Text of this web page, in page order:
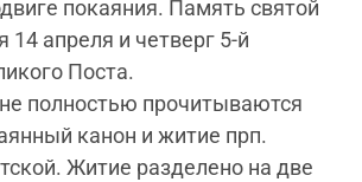
покаяния. Память святой
14 апреля и четверг 5-й
Поста.
полностью прочитываются
канон и житие прп.
Житие разделено на две